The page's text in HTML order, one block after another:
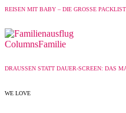
REISEN MIT BABY – DIE GROSSE
ColumnsFamilie
DRAUSSEN STATT DAUER-SCREEN: DAS
WE LOVE